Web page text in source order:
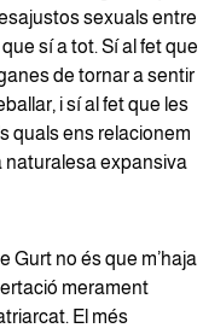
sexuals entre
sí a tot. Sí al fet que
de tornar a sentir
i sí al fet que les
quals ens relacionem
expansiva
Gurt no és que m’haja
merament
El més